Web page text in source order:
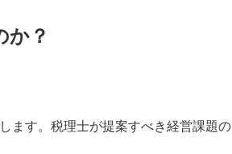
か？
ます。税理士が提案すべき経営課題の